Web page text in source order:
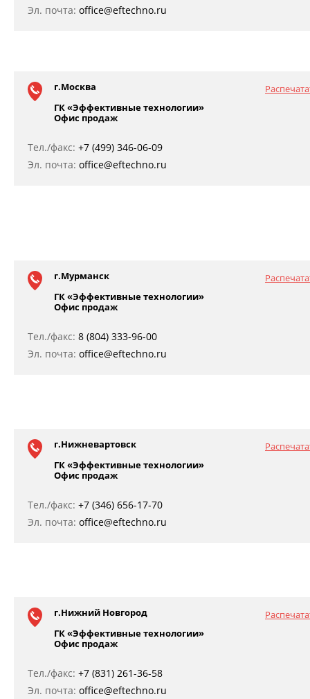
Эл. почта: office@eftechno.ru
г.Москва
ГК «Эффективные технологии»
Офис продаж
Тел./факс: +7 (499) 346-06-09
Эл. почта: office@eftechno.ru
г.Мурманск
ГК «Эффективные технологии»
Офис продаж
Тел./факс: 8 (804) 333-96-00
Эл. почта: office@eftechno.ru
г.Нижневартовск
ГК «Эффективные технологии»
Офис продаж
Тел./факс: +7 (346) 656-17-70
Эл. почта: office@eftechno.ru
г.Нижний Новгород
ГК «Эффективные технологии»
Офис продаж
Тел./факс: +7 (831) 261-36-58
Эл. почта: office@eftechno.ru